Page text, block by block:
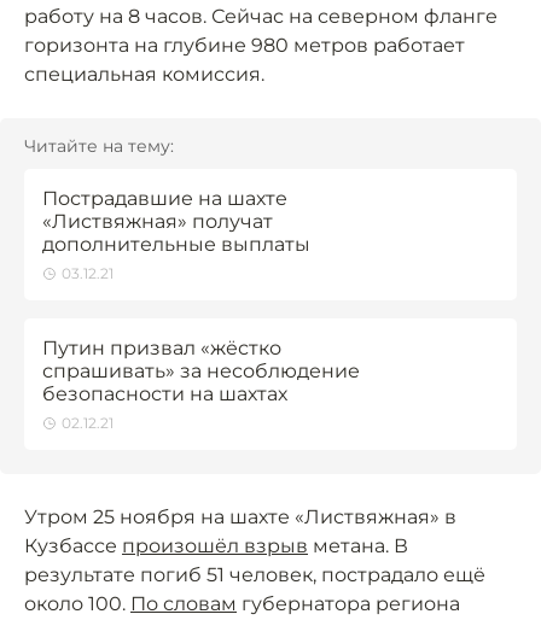
работу на 8 часов. Сейчас на северном фланге
горизонта на глубине 980 метров работает
специальная комиссия.
Читайте на тему:
Пострадавшие на шахте
«Листвяжная» получат
дополнительные выплаты
03.12.21
Путин призвал «жёстко
спрашивать» за несоблюдение
безопасности на шахтах
02.12.21
Утром 25 ноября на шахте «Листвяжная» в
Кузбассе произошёл взрыв метана. В
результате погиб 51 человек, пострадало ещё
около 100. По словам губернатора региона